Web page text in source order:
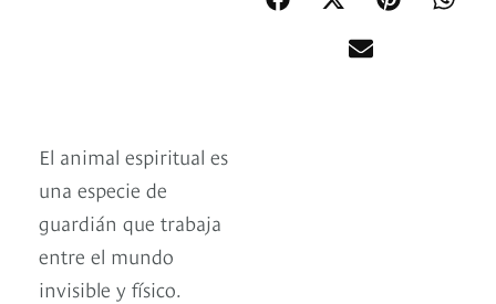
El animal espiritual es
una especie de
guardián que trabaja
entre el mundo
invisible y físico.